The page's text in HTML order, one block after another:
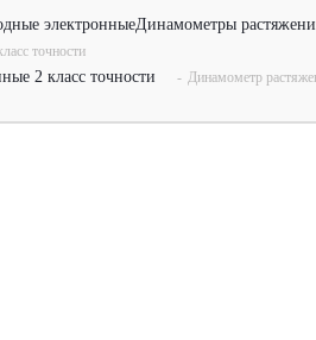
электронныеДинамометры
точности
2 класс точности - Динамометр